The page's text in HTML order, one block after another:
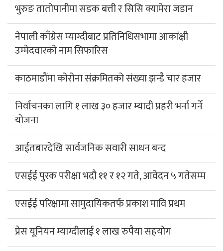
भुरुङ तातोपानीमा सडक बत्ती र सिसि क्यामेरा जडान
नेपाली काँग्रेस म्याग्दीबाट प्रतिनिधिसभामा आकांक्षी
उम्मेदवारको नाम सिफारिस
काठमाडौंमा कोरोना संक्रमितको संख्या झन्डै चार हजार
निर्वाचनका लागि १ लाख ३० हजार म्यादी प्रहरी भर्ना गर्ने
योजना
आईतबारदेखि सार्वजनिक सवारी साधन बन्द
एसईई पुरक परीक्षा भदौ ११ र १२ गते, आवेदन ५ गतेसम्म
एसईई परिक्षामा सामुदायिकतर्फ प्रकाश मावि प्रथम
प्रेस यूनियन म्याग्दीलाई १ लाख रुपैया सहयोग